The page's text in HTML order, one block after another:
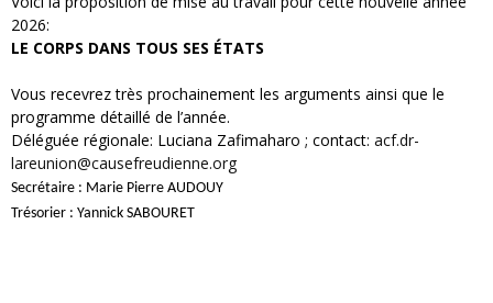
2026:
LE CORPS DANS TOUS SES ÉTATS
Vous recevrez très prochainement les arguments ainsi que le
programme détaillé de l’année.
Déléguée régionale: Luciana Zafimaharo ; contact: acf.dr-
lareunion@causefreudienne.org
Secrétaire : Marie Pierre AUDOUY
Trésorier : Yannick SABOURET